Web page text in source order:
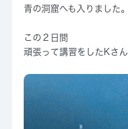
青の洞窟へも入りました。
この２日間
頑張って講習をしたKさん